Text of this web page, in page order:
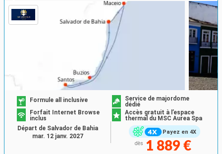
Payez en 4X
Formule all inclusive
Service de majordome
dédié
Forfait Internet Browse
inclus
Accès gratuit à l’espace
thermal du MSC Aurea Spa
dès 1 889 €
Départ de Salvador de Bahia
mar. 12 janv. 2027